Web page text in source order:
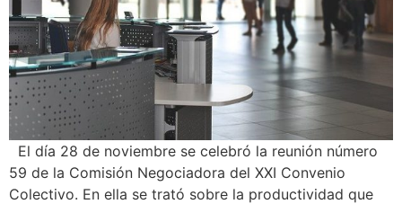
El día 28 de noviembre se celebró la reunión número
59 de la Comisión Negociadora del XXI Convenio
Colectivo. En ella se trató sobre la productividad que